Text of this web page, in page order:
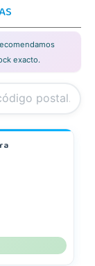
exacto.